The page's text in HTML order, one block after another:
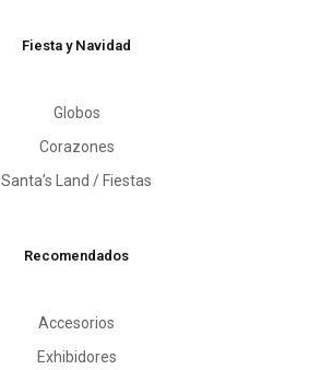
Fiesta y Navidad
Globos
Corazones
Santa’s Land / Fiestas
Recomendados
Accesorios
Exhibidores